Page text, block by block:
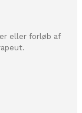
eller forløb af